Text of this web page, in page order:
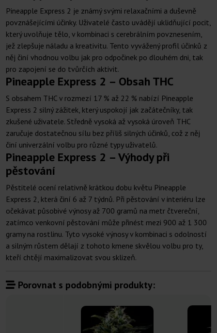
Pineapple Express 2 je známý svými relaxačními a duševně
povznášejícími účinky. Uživatelé často uvádějí uklidňující pocit,
který uvolňuje tělo, v kombinaci s cerebrálním povznesením,
jež zlepšuje náladu a kreativitu. Tento vyvážený profil účinků z
něj činí vhodnou volbu jak pro odpočinek po dlouhém dni, tak
pro zapojení se do tvůrčích aktivit.
Pineapple Express 2 – Obsah THC
S obsahem THC v rozmezí 17 % až 22 % nabízí Pineapple
Express 2 silný zážitek, který uspokojí jak začátečníky, tak
zkušené uživatele. Středně vysoká až vysoká úroveň THC
zaručuje dostatečnou sílu bez příliš silných účinků, což z něj
činí univerzální volbu pro různé typy uživatelů.
Pineapple Express 2 – Výhody při
pěstování
Pěstitelé ocení relativně krátkou dobu květu Pineapple
Express 2, která činí 6 až 7 týdnů. Při pěstování v interiéru lze
očekávat působivé výnosy až 700 gramů na metr čtvereční,
zatímco venkovní pěstování může přinést mezi 900 až 1 300
gramy na rostlinu. Tyto vysoké výnosy v kombinaci s odolností
a silným růstem dělají z tohoto kmene skvělou volbu pro ty,
kteří chtějí maximalizovat svou sklizeň.
Porovnat s podobnými produkty: